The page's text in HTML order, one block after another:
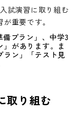
試演習に取り組む
重要です。
プラン」、中学3
があります。ま
ラン」「テスト見
取り組む